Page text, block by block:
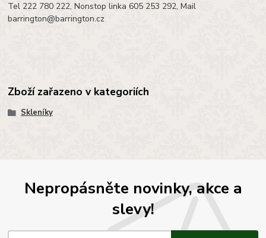
Tel 222 780 222, Nonstop linka 605 253 292, Mail
barrington@barrington.cz
Zboží zařazeno v kategoriích
Skleníky
Nepropásněte novinky, akce a
slevy!